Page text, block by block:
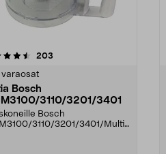
203
varaosat
Bosch
3110/3201/3401
Bosch
3110/3201/3401/Multi
4.5viidestä